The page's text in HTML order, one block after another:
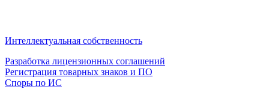
Интеллектуальная собственность
Разработка лицензионных соглашений
Регистрация товарных знаков и ПО
Споры по ИС